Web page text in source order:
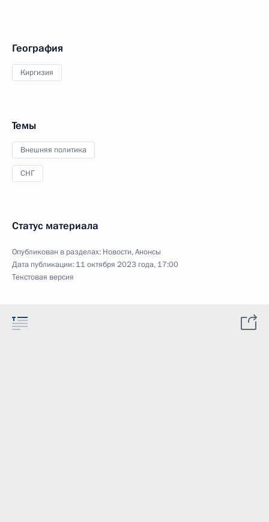
География
Киргизия
Темы
Внешняя политика
СНГ
Статус материала
Опубликован в разделах: Новости,Анонсы
Дата публикации: 11 октября 2023 года, 17:00
Текстовая версия